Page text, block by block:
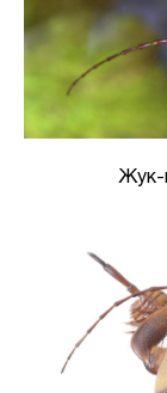
Жук-